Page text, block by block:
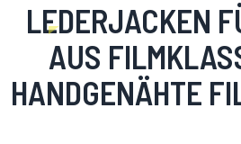
LEDERJACKEN
AUS
HANDGENÄHTE